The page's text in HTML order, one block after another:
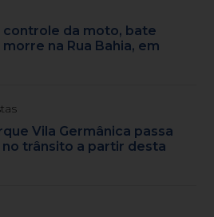
da moto, bate
na Rua Bahia, em
Vila Germânica passa
trânsito a partir desta